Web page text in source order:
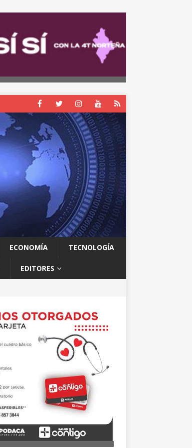
ECONOMÍA TECNOLOGÍA
EDITORES